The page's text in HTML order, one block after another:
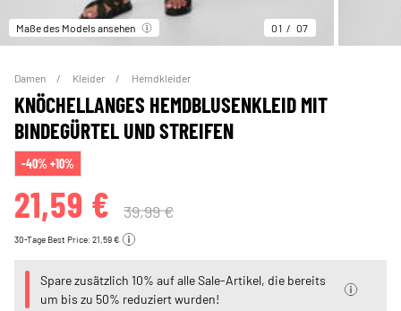
Maße des Models ansehen 01 07
Damen Kleider Hemdkleider
KNÖCHELLANGES HEMDBLUSENKLEID MIT
BINDEGÜRTEL UND STREIFEN
-40% +10%
21,59 € 39,99 €
30-Tage Best Price: 21,59 €
Spare zusätzlich 10% auf alle Sale-Artikel, die bereits
um bis zu 50% reduziert wurden!